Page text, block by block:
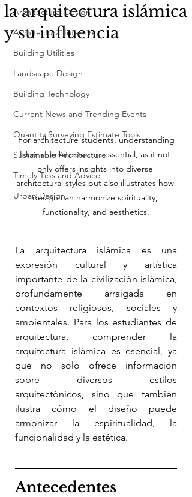
Architectural Design
Architectural Interiors
Building Utilities
Landscape Design
Building Technology
Current News and Trending Events
Quantity Surveying Estimate Tools
Sustainable Architecture
Timely Tips and Advice
Urban Design
la arquitectura islámica
y su influencia
For architecture students, understanding
Islamic architecture is essential, as it not
only offers insights into diverse
architectural styles but also illustrates how
design can harmonize spirituality,
functionality, and aesthetics.
La arquitectura islámica es una
expresión cultural y artística
importante de la civilización islámica,
profundamente arraigada en
contextos religiosos, sociales y
ambientales. Para los estudiantes de
arquitectura, comprender la
arquitectura islámica es esencial, ya
que no solo ofrece información
sobre diversos estilos
arquitectónicos, sino que también
ilustra cómo el diseño puede
armonizar la espiritualidad, la
funcionalidad y la estética.
Antecedentes